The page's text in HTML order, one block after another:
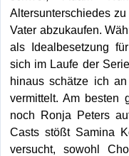
Altersunterschiedes
Vater abzukaufen.
als Idealbesetzung
sich im Laufe der
hinaus schätze ich
vermittelt. Am besten
noch Ronja Peters
Casts stößt Samina
versucht, sowohl